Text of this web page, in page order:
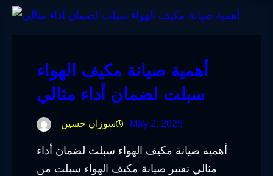
أهمية صيانة مكيف الهواء
سبلت لضمان أداء مثالي
سوزان حسين May 2, 2025
أهمية صيانة مكيف الهواء سبلت لضمان أداء
مثالي تعتبر صيانة مكيف الهواء سبلت من